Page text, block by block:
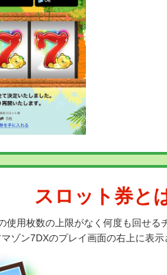
スロット券と
使用枚数の上限がなく何度も回せる
ゾン7DXのプレイ画面の右上に表示